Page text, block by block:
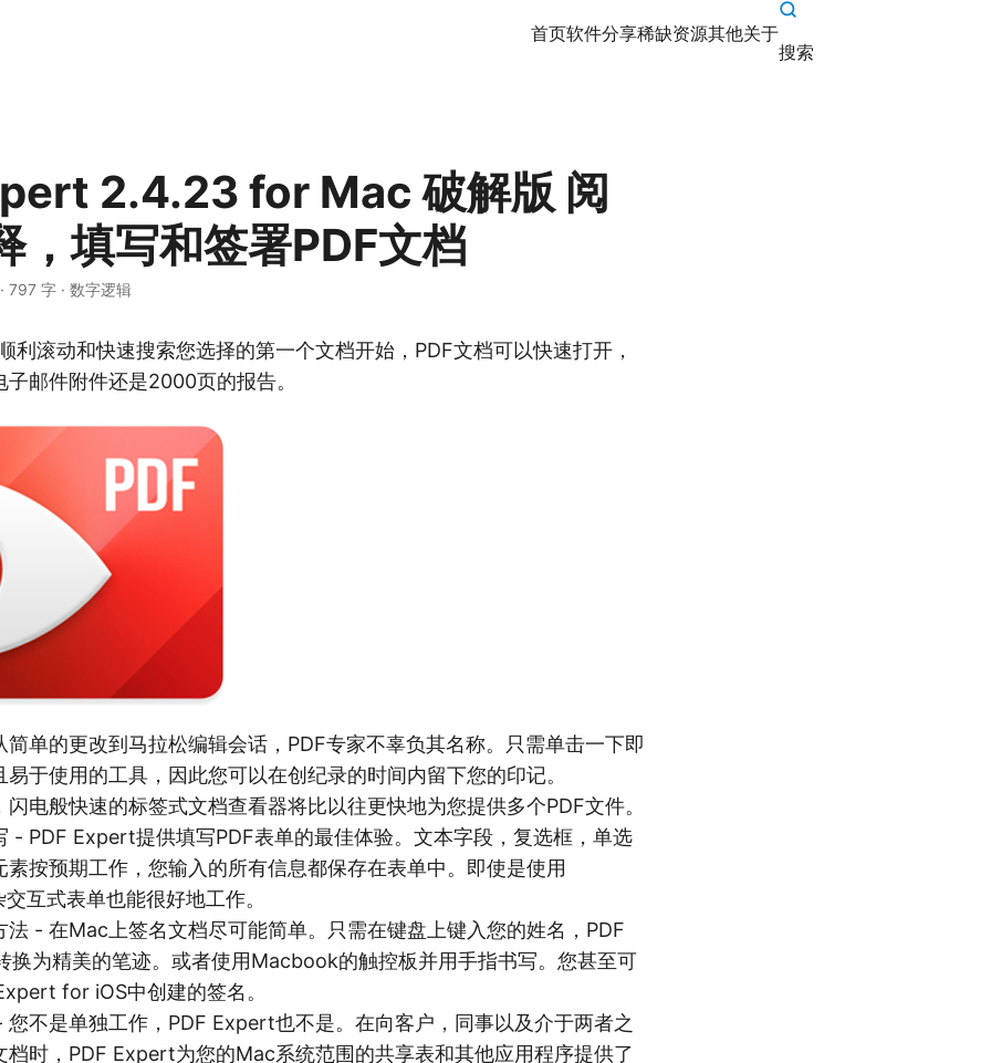
首页软件分享稀缺资源其他关于
搜索
2.4.23 for Mac 破解版 阅
，填写和签署PDF文档
797 字 · 数字逻辑
利滚动和快速搜索您选择的第一个文档开始，PDF文档可以快速打开，
邮件附件还是2000页的报告。
单的更改到马拉松编辑会话，PDF专家不辜负其名称。只需单击一下即
于使用的工具，因此您可以在创纪录的时间内留下您的印记。
电般快速的标签式文档查看器将比以往更快地为您提供多个PDF文件。
- PDF Expert提供填写PDF表单的最佳体验。文本字段，复选框，单选
素按预期工作，您输入的所有信息都保存在表单中。即使是使用
互式表单也能很好地工作。
法 - 在Mac上签名文档尽可能简单。只需在键盘上键入您的姓名，PDF
换为精美的笔迹。或者使用Macbook的触控板并用手指书写。您甚至可
for iOS中创建的签名。
不是单独工作，PDF Expert也不是。在向客户，同事以及介于两者之
档时，PDF Expert为您的Mac系统范围的共享表和其他应用程序提供了